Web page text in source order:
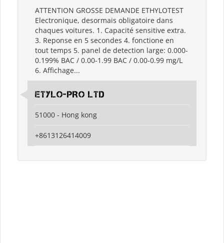
ATTENTION GROSSE DEMANDE ETHYLOTEST
Electronique, desormais obligatoire dans
chaques voitures. 1. Capacité sensitive extra.
3. Reponse en 5 secondes 4. fonctione en
tout temps 5. panel de detection large: 0.000-
0.199% BAC / 0.00-1.99 BAC / 0.00-0.99 mg/L
6. Affichage...
ETYLO-PRO Ltd
51000 - Hong kong
+8613126414009